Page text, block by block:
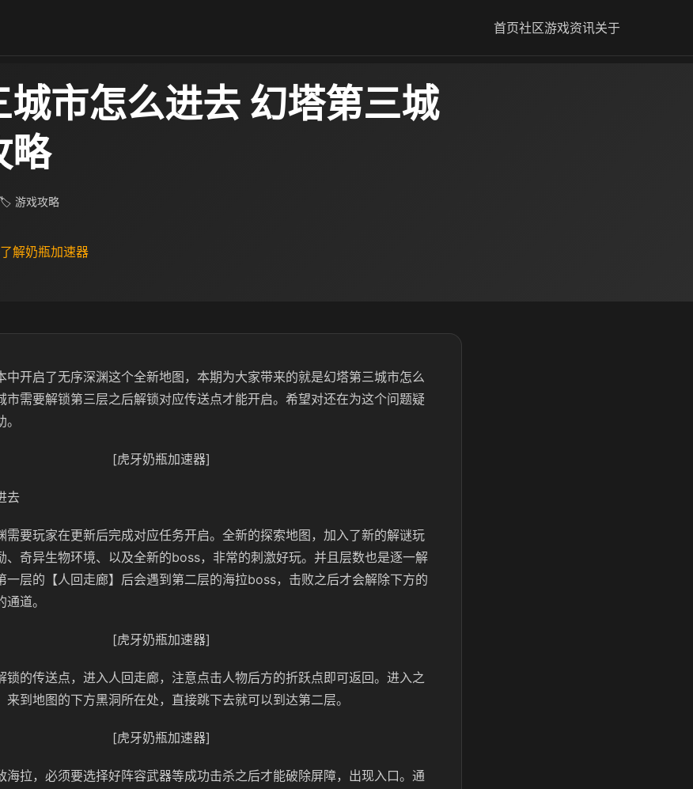
首页社区游戏资讯关于
城市怎么进去 幻塔第三城
略
🏷 游戏攻略
解奶瓶加速器
中开启了无序深渊这个全新地图，本期为大家带来的就是幻塔第三城市怎么
市需要解锁第三层之后解锁对应传送点才能开启。希望对还在为这个问题疑
[虎牙奶瓶加速器]
去
需要玩家在更新后完成对应任务开启。全新的探索地图，加入了新的解谜玩
、奇异生物环境、以及全新的boss，非常的刺激好玩。并且层数也是逐一解
一层的【人回走廊】后会遇到第二层的海拉boss，击败之后才会解除下方的
道。
[虎牙奶瓶加速器]
锁的传送点，进入人回走廊，注意点击人物后方的折跃点即可返回。进入之
来到地图的下方黑洞所在处，直接跳下去就可以到达第二层。
[虎牙奶瓶加速器]
海拉，必须要选择好阵容武器等成功击杀之后才能破除屏障，出现入口。通